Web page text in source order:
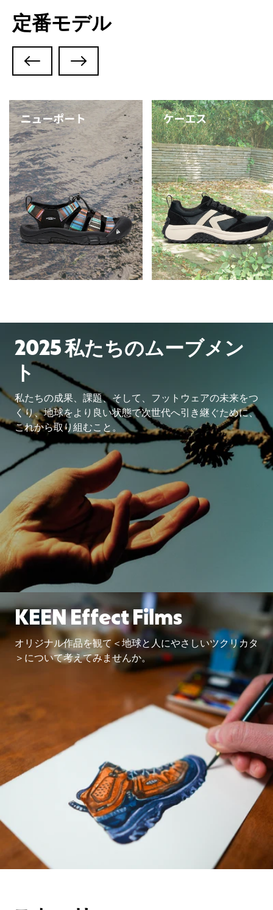
定番モデル
2025 私たちのムーブメン
ト
私たちの成果、課題、そして、フットウェアの未来をつ
くり、地球をより良い状態で次世代へ引き継ぐために、
これから取り組むこと。
KEEN Effect Films
オリジナル作品を観て＜地球と人にやさしいツクリカタ
＞について考えてみませんか。